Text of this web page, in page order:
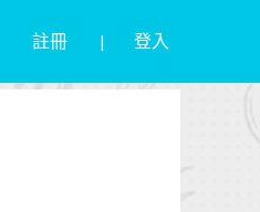
註冊 登入